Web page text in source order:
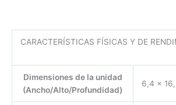
CARACTERÍSTICAS FÍSICAS Y DE
Dimensiones de la unidad
(Ancho/Alto/Profundidad)
6,4 x